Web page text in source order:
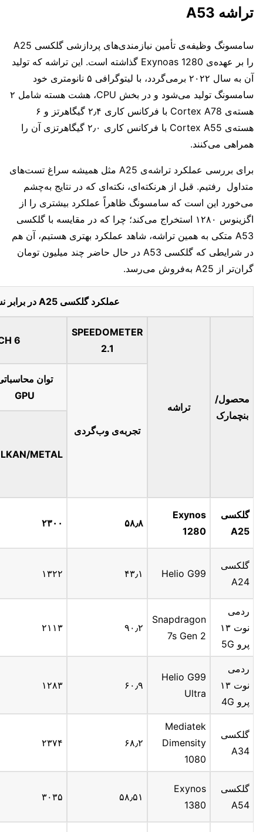
تراشه A53
سامسونگ وظیفه‌ی تأمین نیازمندی‌های پردازشی گلکسی A25
را بر عهده‌ی Exynoas 1280 گذاشته است. این تراشه که تولید
آن به سال ۲۰۲۲ برمی‌گردد، با لیتوگرافی ۵ نانومتری خود
سامسونگ تولید می‌شود و در بخش CPU، هشت هسته شامل ۲
هسته‌ی Cortex A78 با فرکانس کاری ۲٫۴ گیگاهرتز و ۶
هسته‌ی Cortex A55 با فرکانس کاری ۲٫۰ گیگاهرتزی آن را
همراهی می‌کنند.
برای بررسی عملکرد تراشه‌ی A25 مثل همیشه سراغ تست‌های
متداول رفتیم. قبل از هرنکته‌ای، نکته‌ای که در نتایج به‌چشم
می‌خورد این است که سامسونگ ظاهراً عملکرد بیشتری را از
اگزینوس ۱۲۸۰ استخراج می‌کند؛ چرا که در مقایسه با گلکسی
A53 متکی به همین تراشه، شاهد عملکرد بهتری هستیم، آن هم
در شرایطی که گلکسی A53 در حال حاضر چند میلیون تومان
گران‌تر از A25 به‌فروش می‌رسد.
عملکرد گلکسی A25 در برابر نسل قبل و رقبا
محصول/
بنچمارک
تراشه
SPEEDOMETER
2.1
6
تجربه‌ی وب‌گردی
توان
GPU
METAL
گلکسی
A25
Exynos
1280
۵۸٫۸ ۲۳۰۰
گلکسی
A24
Helio G99 ۴۳٫۱ ۱۳۲۲
ردمی
نوت ۱۳
پرو 5G
Snapdragon
7s Gen 2
۹۰٫۲ ۲۱۱۳
ردمی
نوت ۱۳
پرو 4G
Helio G99
Ultra
۶۰٫۹ ۱۲۸۳
گلکسی
A34
Mediatek
Dimensity
1080
۶۸٫۲ ۲۳۷۴
گلکسی
A54
Exynos
1380
۵۸٫۵۱ ۳۰۳۵